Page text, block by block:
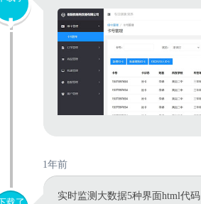
1年前
实时监测大数据5种界面html代码